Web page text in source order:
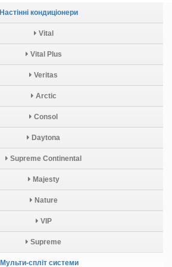
Настінні кондиціонери
Vital
Vital Plus
Veritas
Arctic
Consol
Daytona
Supreme Continental
Majesty
Nature
VIP
Supreme
Мульти-спліт системи